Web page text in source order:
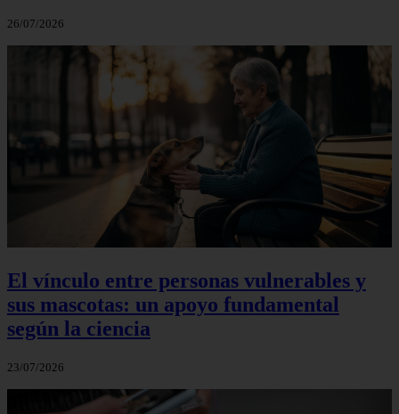
26/07/2026
El vínculo entre personas vulnerables y
sus mascotas: un apoyo fundamental
según la ciencia
23/07/2026